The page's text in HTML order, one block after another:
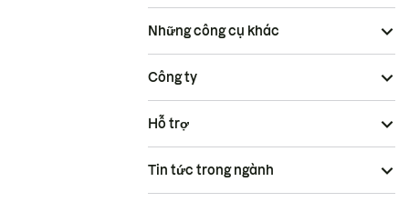
Những công cụ khác
Công ty
Hỗ trợ
Tin tức trong ngành